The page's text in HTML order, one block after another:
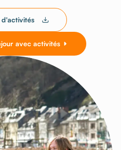
avec activités